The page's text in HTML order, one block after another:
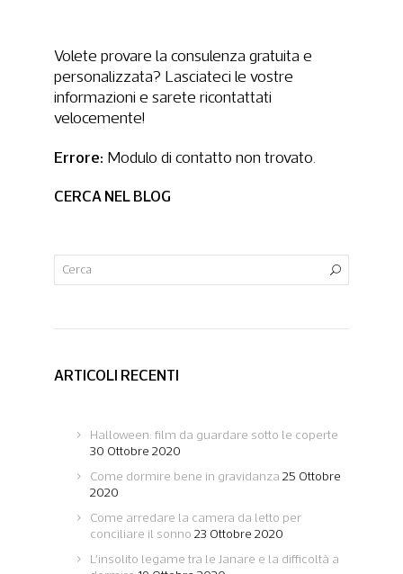
Volete provare la consulenza gratuita e
personalizzata? Lasciateci le vostre
informazioni e sarete ricontattati
velocemente!
Errore: Modulo di contatto non trovato.
CERCA NEL BLOG
ARTICOLI RECENTI
Halloween: film da guardare sotto le coperte
30 Ottobre 2020
Come dormire bene in gravidanza 25 Ottobre
2020
Come arredare la camera da letto per
conciliare il sonno 23 Ottobre 2020
L’insolito legame tra le Janare e la difficoltà a